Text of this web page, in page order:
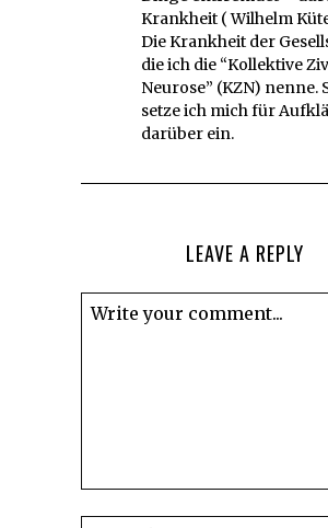
Krankheit ( Wilhelm
Die Krankheit der
die ich die “Kollektive
Neurose” (KZN) nenne.
setze ich mich für
darüber ein.
LEAVE A REPLY